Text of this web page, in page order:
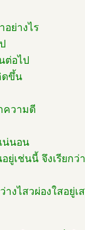
อย่างไร
ต่อไป
ดขึ้น
ความดี
น่นอน
เช่นนี้ จึงเรียกว่
งไสวผ่องใสอยู่เ